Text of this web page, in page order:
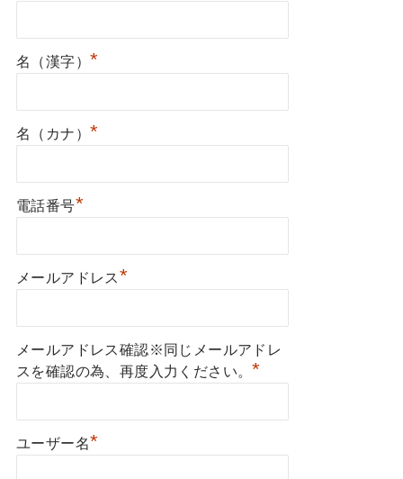
名（漢字） *
名（カナ） *
電話番号*
メールアドレス*
メールアドレス確認※同じメールアドレ
スを確認の為、再度入力ください。*
ユーザー名*